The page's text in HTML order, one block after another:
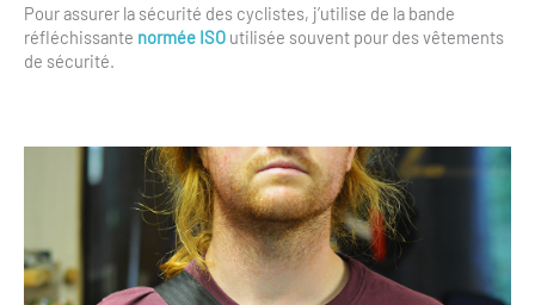
Pour assurer la sécurité des cyclistes, j’utilise de la bande
réfléchissante normée ISO utilisée souvent pour des vêtements
de sécurité.